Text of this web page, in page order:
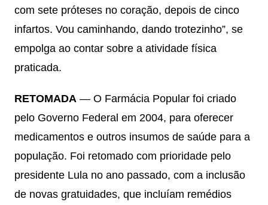
com sete próteses no coração, depois de cinco
infartos. Vou caminhando, dando trotezinho”, se
empolga ao contar sobre a atividade física
praticada.
RETOMADA — O Farmácia Popular foi criado
pelo Governo Federal em 2004, para oferecer
medicamentos e outros insumos de saúde para a
população. Foi retomado com prioridade pelo
presidente Lula no ano passado, com a inclusão
de novas gratuidades, que incluíam remédios